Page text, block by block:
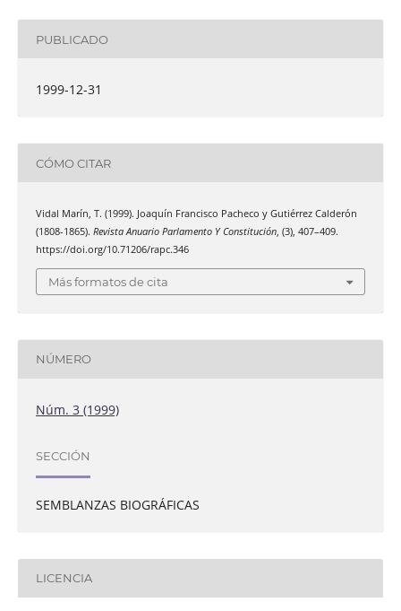
PUBLICADO
1999-12-31
CÓMO CITAR
Vidal Marín, T. (1999). Joaquín Francisco Pacheco y Gutiérrez Calderón
(1808-1865). Revista Anuario Parlamento Y Constitución, (3), 407–409.
https://doi.org/10.71206/rapc.346
Más formatos de cita
NÚMERO
Núm. 3 (1999)
SECCIÓN
SEMBLANZAS BIOGRÁFICAS
LICENCIA